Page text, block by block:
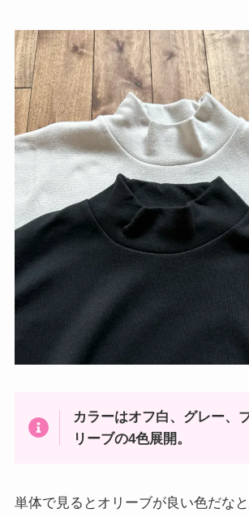
カラーはオフ白、グレー、
リーブの4色展開。
単体で見るとオリーブが良い色だな